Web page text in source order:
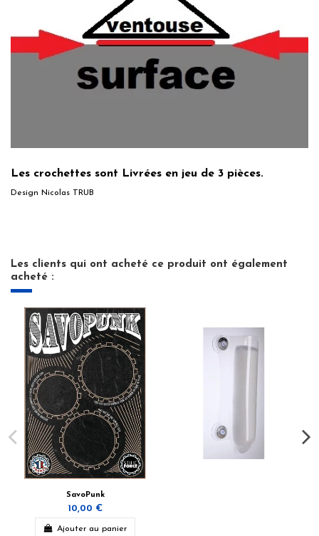
Les crochettes sont Livrées en jeu de 3 pièces.
Design Nicolas TRUB
Les clients qui ont acheté ce produit ont également
acheté :
SavoPunk
10,00 €
Ajouter au panier